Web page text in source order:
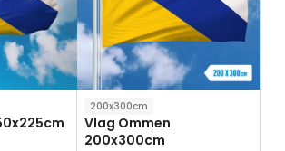
200x300cm
Vlag Ommen
200x300cm